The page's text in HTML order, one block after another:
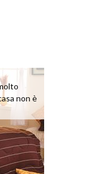
non è